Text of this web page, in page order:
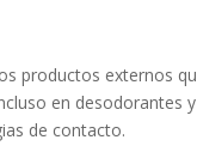
productos externos
en desodorantes
de contacto.